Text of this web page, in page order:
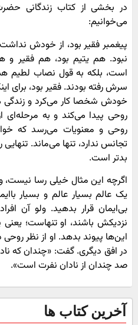
در بخشی از کتاب زندگانی
می‌خوانیم:
پیغمبر فقیر بود، از خودش
نبود. هم یتیم بود، هم فقیر و
است، بلکه به قول نصاب لطیم
سرش رفته بودند. فقیر بود، براى
خودش شخصا کار مى‌کرد و زندگى
روحى پیدا مى‌کند و به
روحى و معنویات مى‌رسد که
تجانس ندارد، تنها مى‌ماند.
بدتر است.
اگرچه این مثال خیلى رسا
یک عالم بسیار عالم و بسیار
بى‌ایمان قرار بدهید. ولو آن
نزدیکش باشند، او تنهاست؛ یعنى
این‌ها پیوند بدهد. او از نظر
در افق دیگرى. گفت: «چندان که
صد چندان از نادان نفرت است».
آخرین کتاب ها